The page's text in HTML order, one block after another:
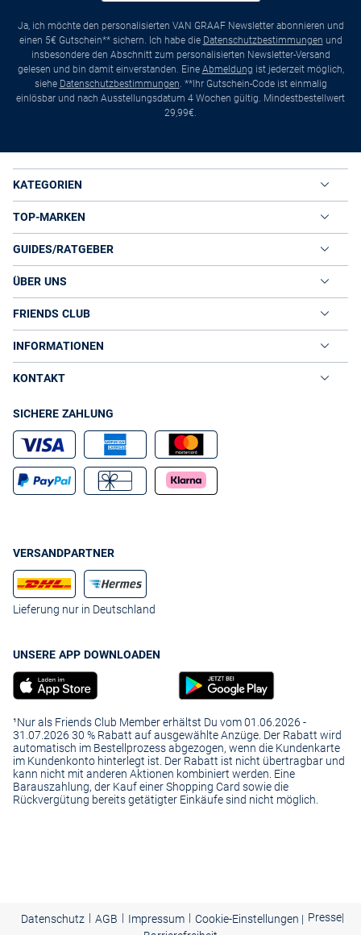
Ja, ich möchte den personalisierten VAN GRAAF Newsletter abonnieren und
einen 5€ Gutschein** sichern. Ich habe die Datenschutzbestimmungen und
insbesondere den Abschnitt zum personalisierten Newsletter-Versand
gelesen und bin damit einverstanden. Eine Abmeldung ist jederzeit möglich,
siehe Datenschutzbestimmungen. **Ihr Gutschein-Code ist einmalig
einlösbar und nach Ausstellungsdatum 4 Wochen gültig. Mindestbestellwert
29,99€.
KATEGORIEN
TOP-MARKEN
GUIDES/RATGEBER
ÜBER UNS
FRIENDS CLUB
INFORMATIONEN
KONTAKT
SICHERE ZAHLUNG
VERSANDPARTNER
Lieferung nur in Deutschland
UNSERE APP DOWNLOADEN
¹Nur als Friends Club Member erhältst Du vom 01.06.2026 -
31.07.2026 30 % Rabatt auf ausgewählte Anzüge. Der Rabatt wird
automatisch im Bestellprozess abgezogen, wenn die Kundenkarte
im Kundenkonto hinterlegt ist. Der Rabatt ist nicht übertragbar und
kann nicht mit anderen Aktionen kombiniert werden. Eine
Barauszahlung, der Kauf einer Shopping Card sowie die
Rückvergütung bereits getätigter Einkäufe sind nicht möglich.
Datenschutz | AGB | Impressum | Cookie-Einstellungen | Presse|